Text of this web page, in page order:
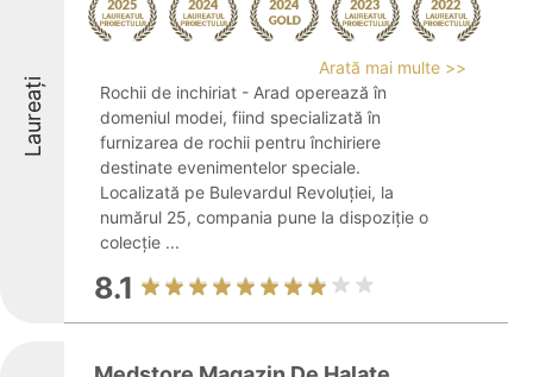
Laureați
Arată mai multe >>
Rochii de inchiriat - Arad operează în
domeniul modei, fiind specializată în
furnizarea de rochii pentru închiriere
destinate evenimentelor speciale.
Localizată pe Bulevardul Revoluției, la
numărul 25, compania pune la dispoziție o
colecție ...
8.1